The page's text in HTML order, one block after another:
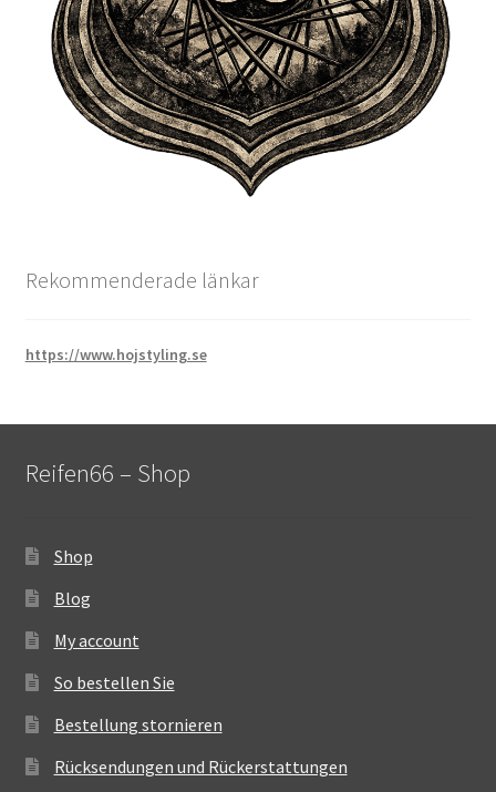
Rekommenderade länkar
https://www.hojstyling.se
Reifen66 – Shop
Shop
Blog
My account
So bestellen Sie
Bestellung stornieren
Rücksendungen und Rückerstattungen